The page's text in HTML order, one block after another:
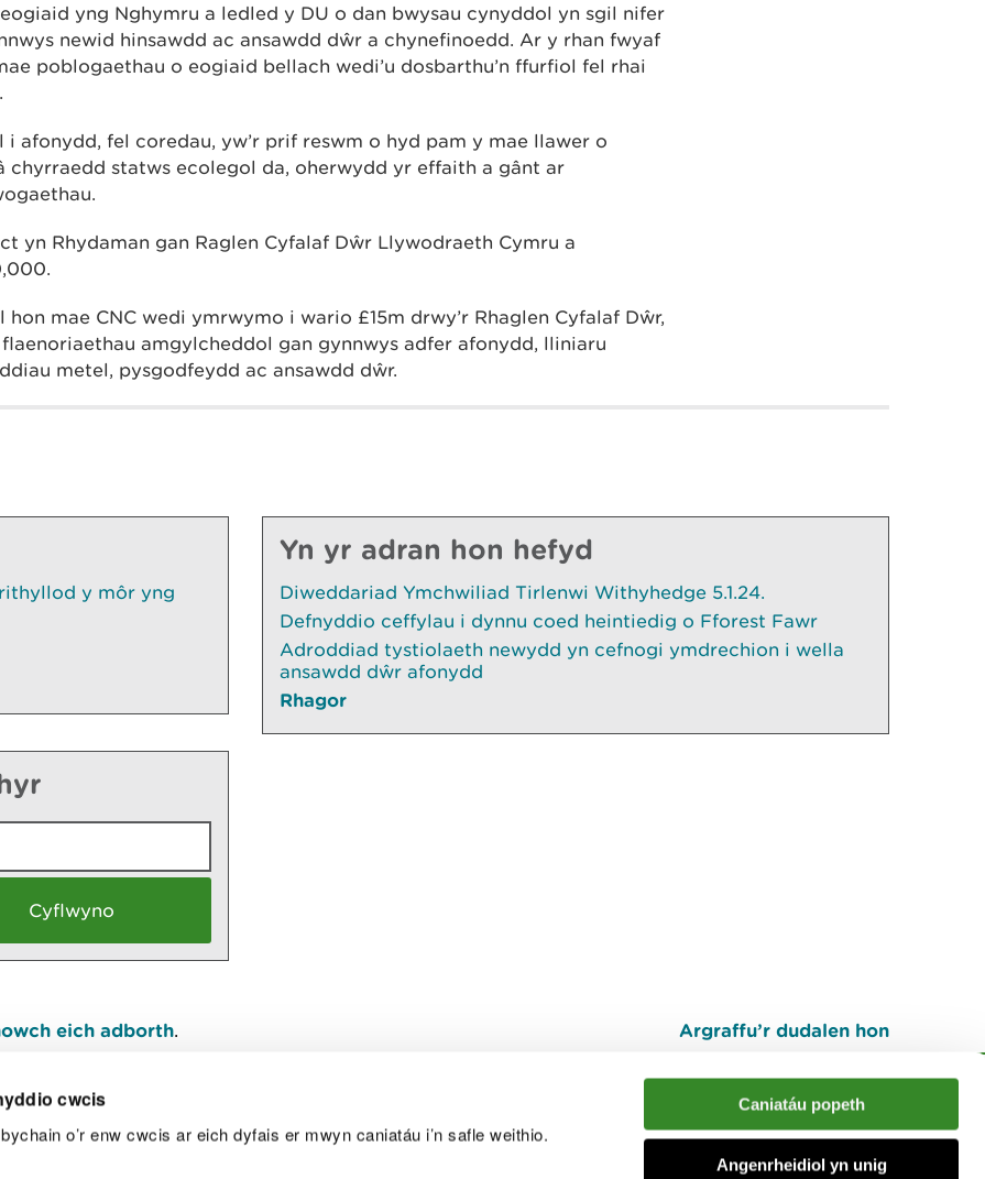
cwcis
o’r enw cwcis ar eich dyfais er mwyn caniatáu i’n safle weithio.
Caniatáu popeth
Angenrheidiol yn unig
yng Nghymru a ledled y DU o dan bwysau cynyddol yn sgil nifer
newid hinsawdd ac ansawdd dŵr a chynefinoedd. Ar y rhan fwyaf
poblogaethau o eogiaid bellach wedi’u dosbarthu’n ffurfiol fel rhai
i afonydd, fel coredau, yw’r prif reswm o hyd pam y mae llawer o
chyrraedd statws ecolegol da, oherwydd yr effaith a gânt ar
yn Rhydaman gan Raglen Cyfalaf Dŵr Llywodraeth Cymru a
mae CNC wedi ymrwymo i wario £15m drwy’r Rhaglen Cyfalaf Dŵr,
amgylcheddol gan gynnwys adfer afonydd, lliniaru
metel, pysgodfeydd ac ansawdd dŵr.
y môr yng
Yn yr adran hon hefyd
Diweddariad Ymchwiliad Tirlenwi Withyhedge 5.1.24.
Defnyddio ceffylau i dynnu coed heintiedig o Fforest Fawr
Adroddiad tystiolaeth newydd yn cefnogi ymdrechion i wella
ansawdd dŵr afonydd
Rhagor
eich adborth. Argraffu’r dudalen hon
I fyny